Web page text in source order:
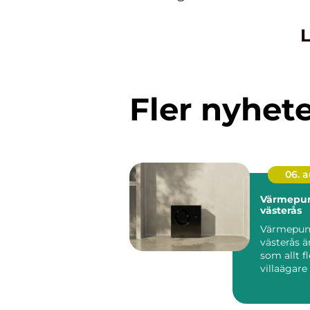
Fler
06.
västerås
västerås
som allt
villaägare